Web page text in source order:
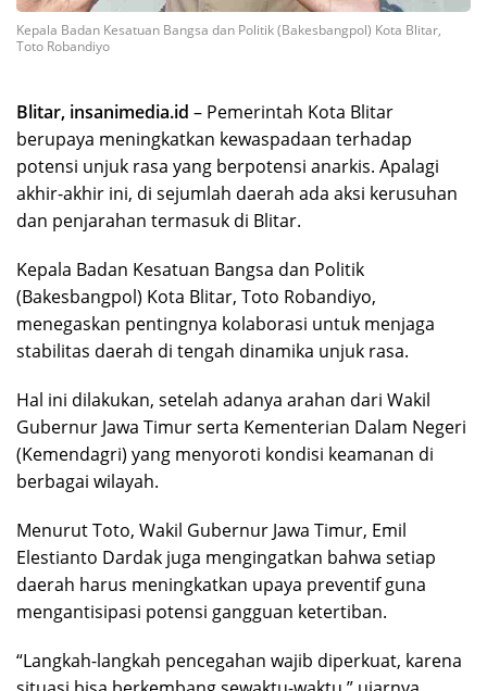
Kepala Badan Kesatuan Bangsa dan Politik (Bakesbangpol) Kota Blitar,
Toto Robandiyo
Blitar, insanimedia.id – Pemerintah Kota Blitar
berupaya meningkatkan kewaspadaan terhadap
potensi unjuk rasa yang berpotensi anarkis. Apalagi
akhir-akhir ini, di sejumlah daerah ada aksi kerusuhan
dan penjarahan termasuk di Blitar.
Kepala Badan Kesatuan Bangsa dan Politik
(Bakesbangpol) Kota Blitar, Toto Robandiyo,
menegaskan pentingnya kolaborasi untuk menjaga
stabilitas daerah di tengah dinamika unjuk rasa.
Hal ini dilakukan, setelah adanya arahan dari Wakil
Gubernur Jawa Timur serta Kementerian Dalam Negeri
(Kemendagri) yang menyoroti kondisi keamanan di
berbagai wilayah.
Menurut Toto, Wakil Gubernur Jawa Timur, Emil
Elestianto Dardak juga mengingatkan bahwa setiap
daerah harus meningkatkan upaya preventif guna
mengantisipasi potensi gangguan ketertiban.
“Langkah-langkah pencegahan wajib diperkuat, karena